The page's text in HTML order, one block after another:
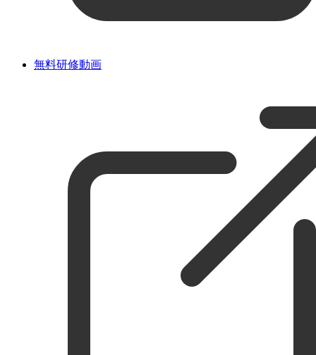
無料研修動画